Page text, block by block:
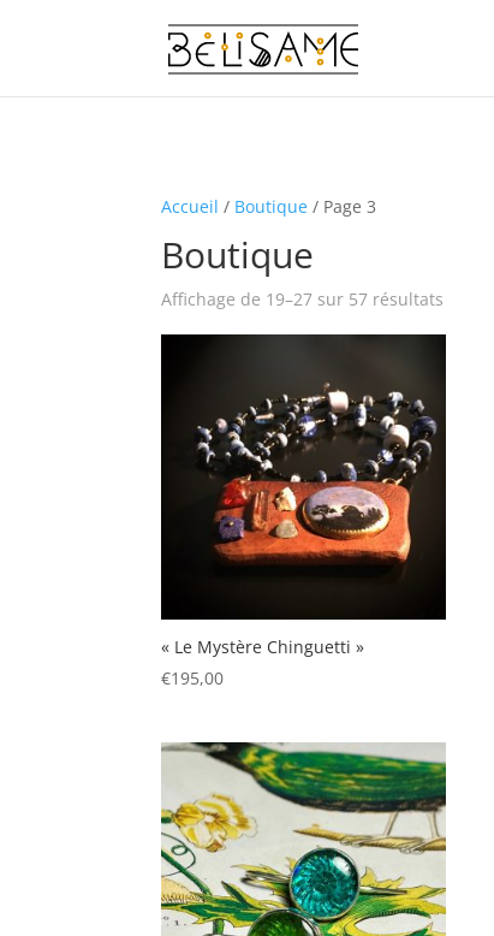
Accueil / Boutique / Page 3
Boutique
Affichage de 19–27 sur 57 résultats
« Le Mystère Chinguetti »
€195,00